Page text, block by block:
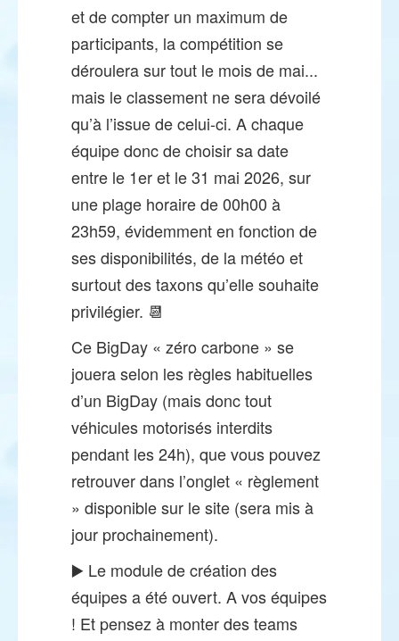
et de compter un maximum de
participants, la compétition se
déroulera sur tout le mois de mai...
mais le classement ne sera dévoilé
qu’à l’issue de celui-ci. A chaque
équipe donc de choisir sa date
entre le 1er et le 31 mai 2026, sur
une plage horaire de 00h00 à
23h59, évidemment en fonction de
ses disponibilités, de la météo et
surtout des taxons qu’elle souhaite
privilégier. 📆
Ce BigDay « zéro carbone » se
jouera selon les règles habituelles
d’un BigDay (mais donc tout
véhicules motorisés interdits
pendant les 24h), que vous pouvez
retrouver dans l’onglet « règlement
» disponible sur le site (sera mis à
jour prochainement).
▶️ Le module de création des
équipes a été ouvert. A vos équipes
! Et pensez à monter des teams